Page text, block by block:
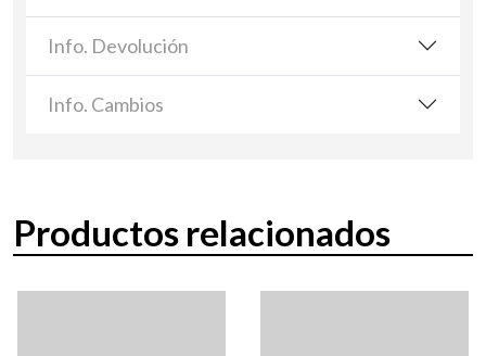
Info. Devolución
Info. Cambios
Productos relacionados